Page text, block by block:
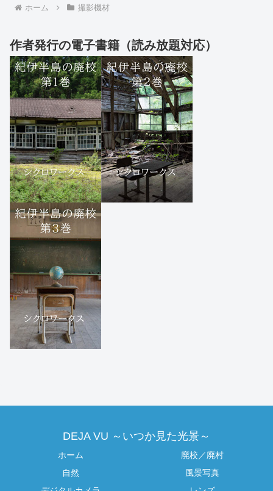
ホーム 撮影機材
作者発行の電子書籍（読み放題対応）
DEJA VU ～いつか見た光景～
ホーム
廃校／廃村
自然
風景写真